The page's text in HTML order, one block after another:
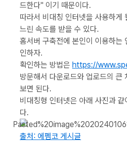
드한다" 이기 때문이다.
따라서 비대칭 인터넷을 사용하게
느린 속도를 받을 수 있다.
홈서버 구축전에 본인이 이용하는
인하자.
확인하는 방법은 https://
방문해서 다운로드와 업로드의 큰
보면 된다.
비대칭형 인터넷은 아래 사진과
다.
출처: 에펨코 게시글